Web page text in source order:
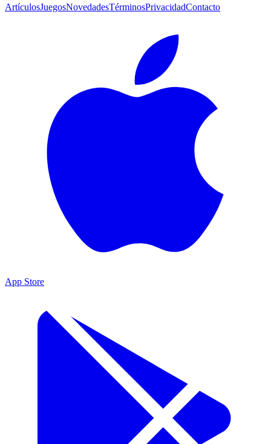
ArtículosJuegosNovedadesTérminosPrivacidadContacto
App Store